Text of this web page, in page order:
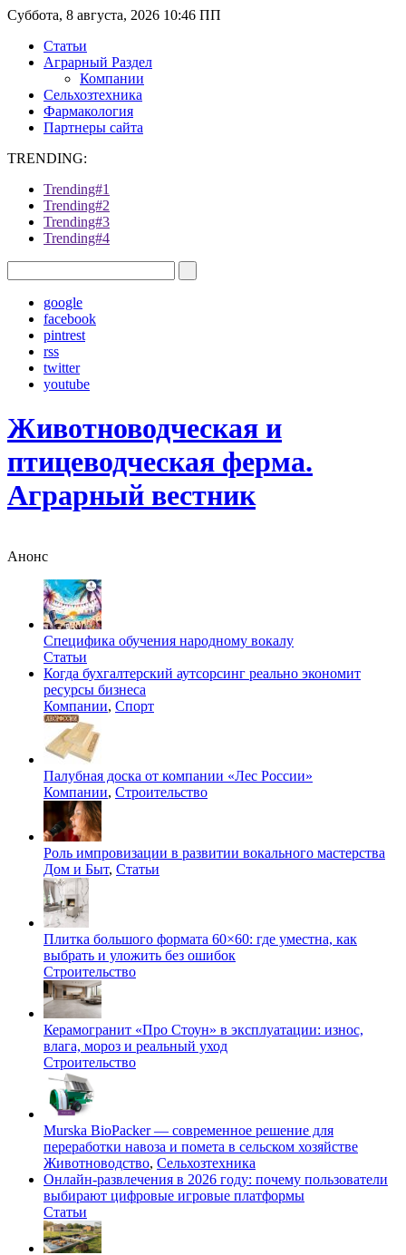
Суббота, 8 августа, 2026 10:46 ПП
Статьи
Аграрный Раздел
Компании
Сельхозтехника
Фармакология
Партнеры сайта
TRENDING:
Trending#1
Trending#2
Trending#3
Trending#4
google
facebook
pintrest
rss
twitter
youtube
Животноводческая и
птицеводческая ферма.
Аграрный вестник
Анонс
Специфика обучения народному вокалу
Статьи
Когда бухгалтерский аутсорсинг реально экономит
ресурсы бизнеса
Компании, Спорт
Палубная доска от компании «Лес России»
Компании, Строительство
Роль импровизации в развитии вокального мастерства
Дом и Быт, Статьи
Плитка большого формата 60×60: где уместна, как
выбрать и уложить без ошибок
Строительство
Керамогранит «Про Стоун» в эксплуатации: износ,
влага, мороз и реальный уход
Строительство
Murska BioPacker — современное решение для
переработки навоза и помета в сельском хозяйстве
Животноводство, Сельхозтехника
Онлайн-развлечения в 2026 году: почему пользователи
выбирают цифровые игровые платформы
Статьи